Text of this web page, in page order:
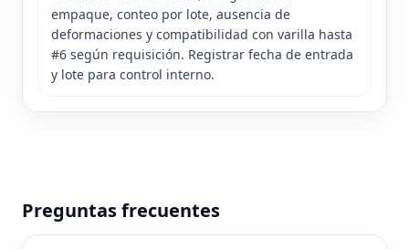
empaque, conteo por lote, ausencia de
deformaciones y compatibilidad con varilla hasta
#6 según requisición. Registrar fecha de entrada
y lote para control interno.
Preguntas frecuentes